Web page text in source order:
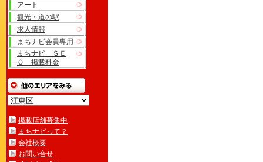
アート
観光・道の駅
求人情報
まちナビ会員専用
まちナビ ＳＥ
Ｏ 掲載料金
掲載店舗募集中
まちナビって？
会社概要
お問い合せ